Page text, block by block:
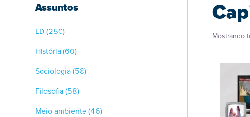
Assuntos
LD(250)
História(60)
Sociologia(58)
Filosofia(58)
Meio ambiente(46)
Mostrando